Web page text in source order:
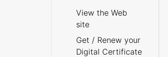
View the Web
site
Get / Renew your
Digital Certificate